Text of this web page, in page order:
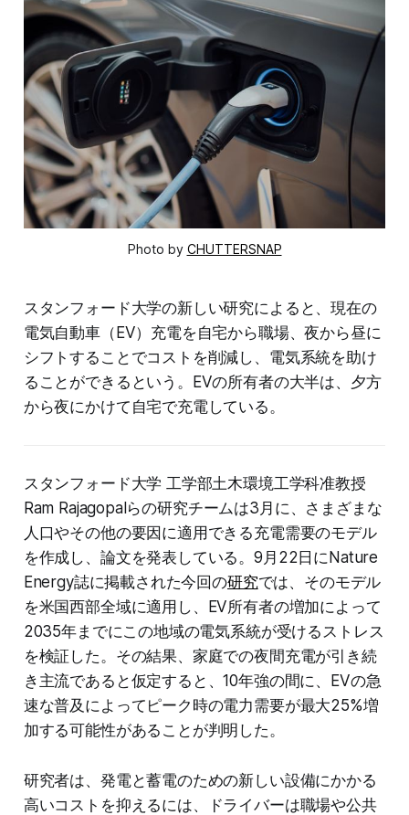
Photo by CHUTTERSNAP
スタンフォード大学の新しい研究によると、現在の
電気自動車（EV）充電を自宅から職場、夜から昼に
シフトすることでコストを削減し、電気系統を助け
ることができるという。EVの所有者の大半は、夕方
から夜にかけて自宅で充電している。
スタンフォード大学 工学部土木環境工学科准教授
Ram Rajagopalらの研究チームは3月に、さまざまな
人口やその他の要因に適用できる充電需要のモデル
を作成し、論文を発表している。9月22日にNature
Energy誌に掲載された今回の研究では、そのモデル
を米国西部全域に適用し、EV所有者の増加によって
2035年までにこの地域の電気系統が受けるストレス
を検証した。その結果、家庭での夜間充電が引き続
き主流であると仮定すると、10年強の間に、EVの急
速な普及によってピーク時の電力需要が最大25%増
加する可能性があることが判明した。
研究者は、発電と蓄電のための新しい設備にかかる
高いコストを抑えるには、ドライバーは職場や公共